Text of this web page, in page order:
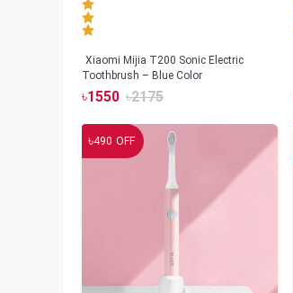
Xiaomi Mijia T200 Sonic Electric
Toothbrush – Blue Color
৳1550 ৳2175
৳490 OFF